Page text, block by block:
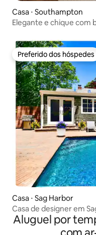
Casa ⋅ Southampton
Elegante e chique com
Preferido dos hóspedes
Preferido dos hóspedes
Casa ⋅ Sag Harbor
Casa de designer em
caminhada da praia
Aluguel por